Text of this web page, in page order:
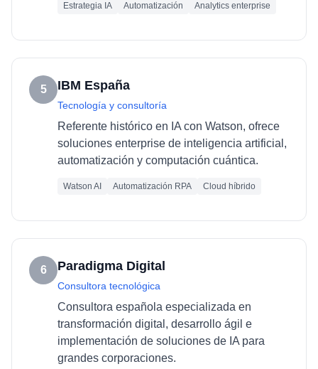
Estrategia IA Automatización Analytics enterprise
5 IBM España
Tecnología y consultoría
Referente histórico en IA con Watson, ofrece
soluciones enterprise de inteligencia artificial,
automatización y computación cuántica.
Watson AI Automatización RPA Cloud híbrido
6 Paradigma Digital
Consultora tecnológica
Consultora española especializada en
transformación digital, desarrollo ágil e
implementación de soluciones de IA para
grandes corporaciones.